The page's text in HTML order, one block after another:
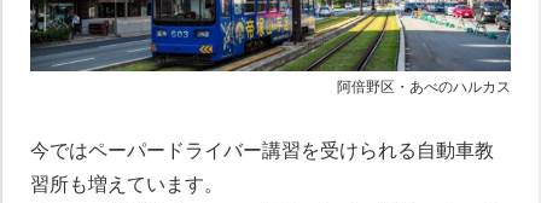
阿倍野区・あべのハルカス
今ではペーパードライバー講習を受けられる自動車教
習所も増えています。